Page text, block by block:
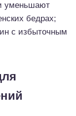
уменьшают
бедрах;
с избыточным